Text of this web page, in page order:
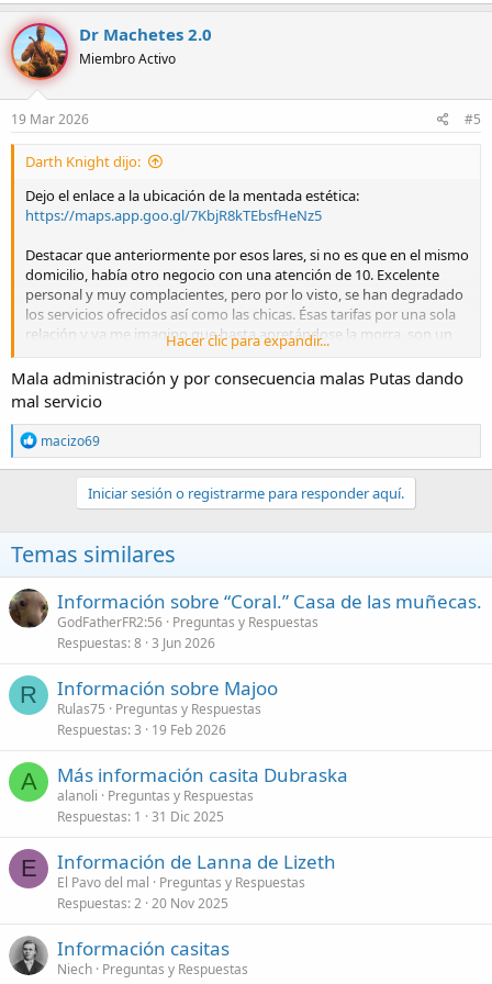
Dr Machetes 2.0
Miembro Activo
19 Mar 2026 #5
Darth Knight dijo:
Dejo el enlace a la ubicación de la mentada estética:
https://maps.app.goo.gl/7KbjR8kTEbsfHeNz5
Destacar que anteriormente por esos lares, si no es que en el mismo
domicilio, había otro negocio con una atención de 10. Excelente
personal y muy complacientes, pero por lo visto, se han degradado
los servicios ofrecidos así como las chicas. Ésas tarifas por una sola
relación y ya me imagino que hasta apretándose la morra, son un
insulto y una desgracia. Qué necesidad de esforzarse para estar
bombeando 50 minutos si cooperando, pudiera dividirse en dos
sesiones que fueran más placenteras para ambos? En fin, tache al
congal, hasta que los administradores se pongan las pilas
Hacer clic para expandir...
Mala administración y por consecuencia malas Putas dando
mal servicio
R
e
a
n
e
s
:
macizo69
Iniciar sesión o registrarme para responder aquí.
Temas similares
Información sobre “Coral.” Casa de las muñecas.
GodFatherFR2:56 Preguntas y Respuestas
Respuestas 8 3 Jun 2026
R Información sobre Majoo
Rulas75
Preguntas y Respuestas
Respuestas 3 19 Feb 2026
A Más información casita Dubraska
alanoli
Preguntas y Respuestas
Respuestas 1 31 Dic 2025
E Información de Lanna de Lizeth
El Pavo del mal
Preguntas y Respuestas
Respuestas 2 20 Nov 2025
Información casitas
Niech Preguntas y Respuestas